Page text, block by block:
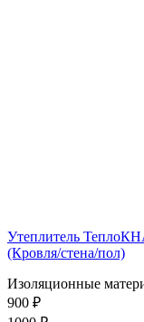
Утеплитель
(Кровля/стена/пол)
Изоляционные
900 ₽